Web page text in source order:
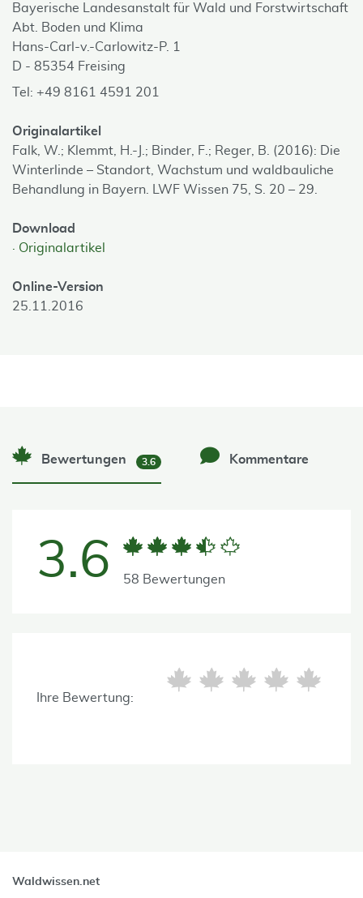
Bayerische Landesanstalt für Wald und Forstwirtschaft
Abt. Boden und Klima
Hans-Carl-v.-Carlowitz-P. 1
D - 85354 Freising
Tel: +49 8161 4591 201
Originalartikel
Falk, W.; Klemmt, H.-J.; Binder, F.; Reger, B. (2016): Die
Winterlinde – Standort, Wachstum und waldbauliche
Behandlung in Bayern. LWF Wissen 75, S. 20 – 29.
Download
Originalartikel
Online-Version
25.11.2016
Bewertungen 3.6 Kommentare
3.6 58 Bewertungen
Ihre Bewertung:
Waldwissen.net